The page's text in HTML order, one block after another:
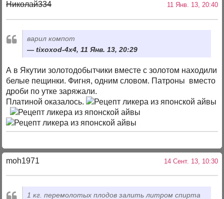
Николай334 11 Янв. 13, 20:40
варил компот
tixoxod-4x4, 11 Янв. 13, 20:29
А в Якутии золотодобытчики вместе с золотом находили
белые пещинки. Фигня, одним словом. Патроны вместо
дроби по утке заряжали.
Платиной оказалось.
moh1971 14 Сент. 13, 10:30
1 кг. перемолотых плодов залить литром спирта